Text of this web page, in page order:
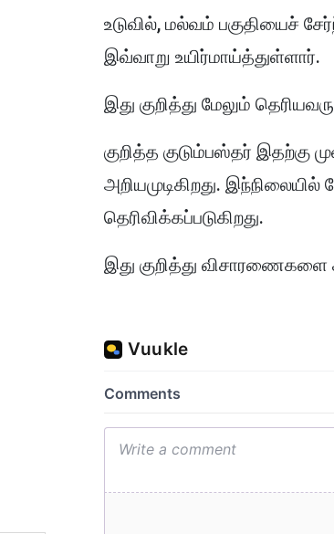
உடுவில், மல்வம் பகுதியைச்
இவ்வாறு உயிர்மாய்த்துள்ளார்.
இது குறித்து மேலும்
குறித்த குடும்பஸ்தர் இதற்கு
அறியமுடிகிறது.
தெரிவிக்கப்படுகிறது.
இது குறித்து